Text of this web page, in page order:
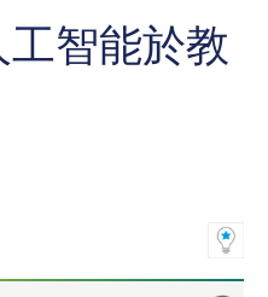
智能於教